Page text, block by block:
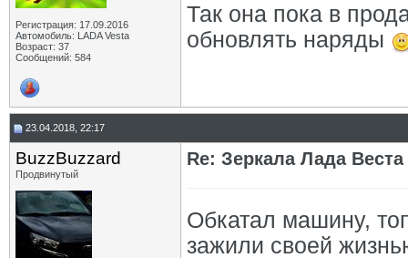
Регистрация: 17.09.2016
Автомобиль: LADA Vesta
Возраст: 37
Сообщений: 584
Так она пока в
обновлять наряды
23.04.2018, 22:17
BuzzBuzzard
Продвинутый
Re: Зеркала Лада Веста
Обкатал машину,
зажили своей